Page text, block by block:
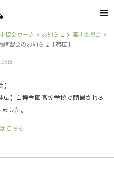
協会ホーム > お知らせ > 審判委員会>
習会のお知らせ【帯広】
日
】白樺学園高等学校で開催される
した。
こちら